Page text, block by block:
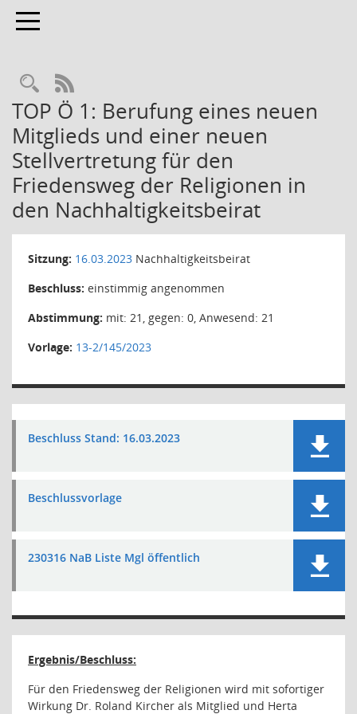
Toggle navigation
Rechercheauswahl
RSS-Feed
TOP Ö 1: Berufung eines neuen
Mitglieds und einer neuen
Stellvertretung für den
Friedensweg der Religionen in
den Nachhaltigkeitsbeirat
Sitzung: 16.03.2023 Nachhaltigkeitsbeirat
Beschluss: einstimmig angenommen
Abstimmung: mit: 21, gegen: 0, Anwesend: 21
Vorlage: 13-2/145/2023
Beschluss Stand: 16.03.2023
Beschlussvorlage
230316 NaB Liste Mgl öffentlich
Ergebnis/Beschluss:
Für den Friedensweg der Religionen wird mit sofortiger
Wirkung Dr. Roland Kircher als Mitglied und Herta